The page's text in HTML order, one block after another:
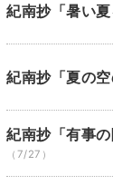
紀南抄「暑い夏
紀南抄「夏の空
紀南抄「有事の
（7/27）